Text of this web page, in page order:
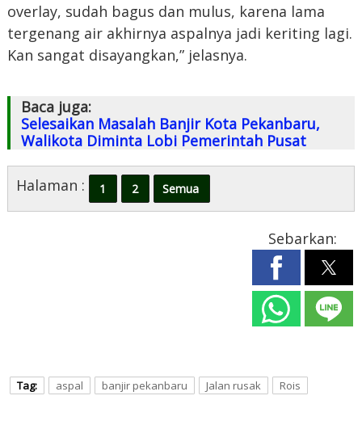
overlay, sudah bagus dan mulus, karena lama
tergenang air akhirnya aspalnya jadi keriting lagi.
Kan sangat disayangkan,” jelasnya.
Baca juga:
Selesaikan Masalah Banjir Kota Pekanbaru,
Walikota Diminta Lobi Pemerintah Pusat
Halaman : 1 2 Semua
Sebarkan:
Tag: aspal banjir pekanbaru Jalan rusak Rois